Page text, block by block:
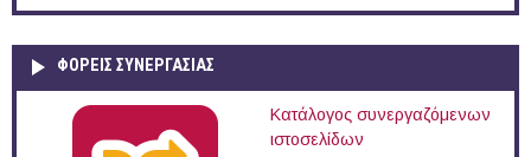
ΦΟΡΕΙΣ ΣΥΝΕΡΓΑΣΙΑΣ
Κατάλογος συνεργαζόμενων
ιστοσελίδων